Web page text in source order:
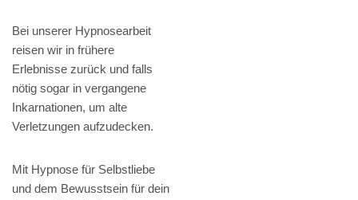
Bei unserer Hypnosearbeit
reisen wir in frühere
Erlebnisse zurück und falls
nötig sogar in vergangene
Inkarnationen, um alte
Verletzungen aufzudecken.
Mit Hypnose für Selbstliebe
und dem Bewusstsein für dein